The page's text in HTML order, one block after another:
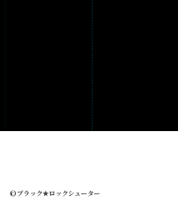
©ブラック★ロックシューター